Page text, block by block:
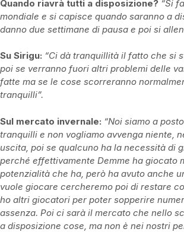
Quando riavrà tutti a disposizione? “Si
mondiale e si capisce quando saranno a
danno due settimane di pausa e poi si
Su Sirigu: “Ci dà tranquillità il fatto che si
poi se verranno fuori altri problemi delle
fatte ma se le cose scorreranno
tranquilli”.
Sul mercato invernale: “Noi siamo a
tranquilli e non vogliamo avvenga niente,
uscita, poi se qualcuno ha la necessità di
perché effettivamente Demme ha giocato
potenzialità che ha, però ha avuto anche
vuole giocare cercheremo poi di restare
ho altri giocatori per poter sopperire
assenza. Poi ci sarà il mercato che nello
a disposizione cose, ma non è nei nostri